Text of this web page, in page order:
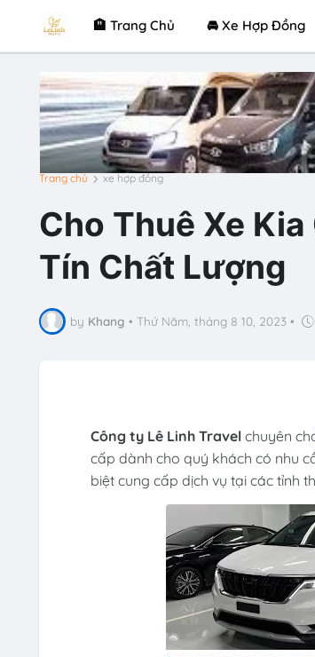
🏨 Trang Chủ 🚘 Xe Hợp Đồng
Trang chủ xe hợp đồng
Cho Thuê Xe
Tín Chất Lượng
by Khang • Thứ Năm, tháng 8 10, 2023 •
Công ty Lê Linh Travel chuyên
cấp dành cho quý khách có nhu
biệt cung cấp dịch vụ tại các tỉnh